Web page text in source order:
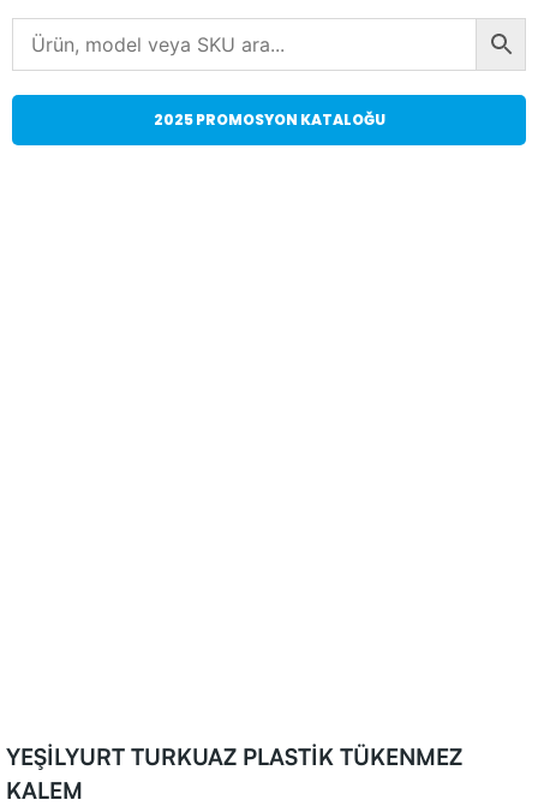
2025 PROMOSYON KATALOĞU
YEŞİLYURT TURKUAZ PLASTİK TÜKENMEZ
KALEM